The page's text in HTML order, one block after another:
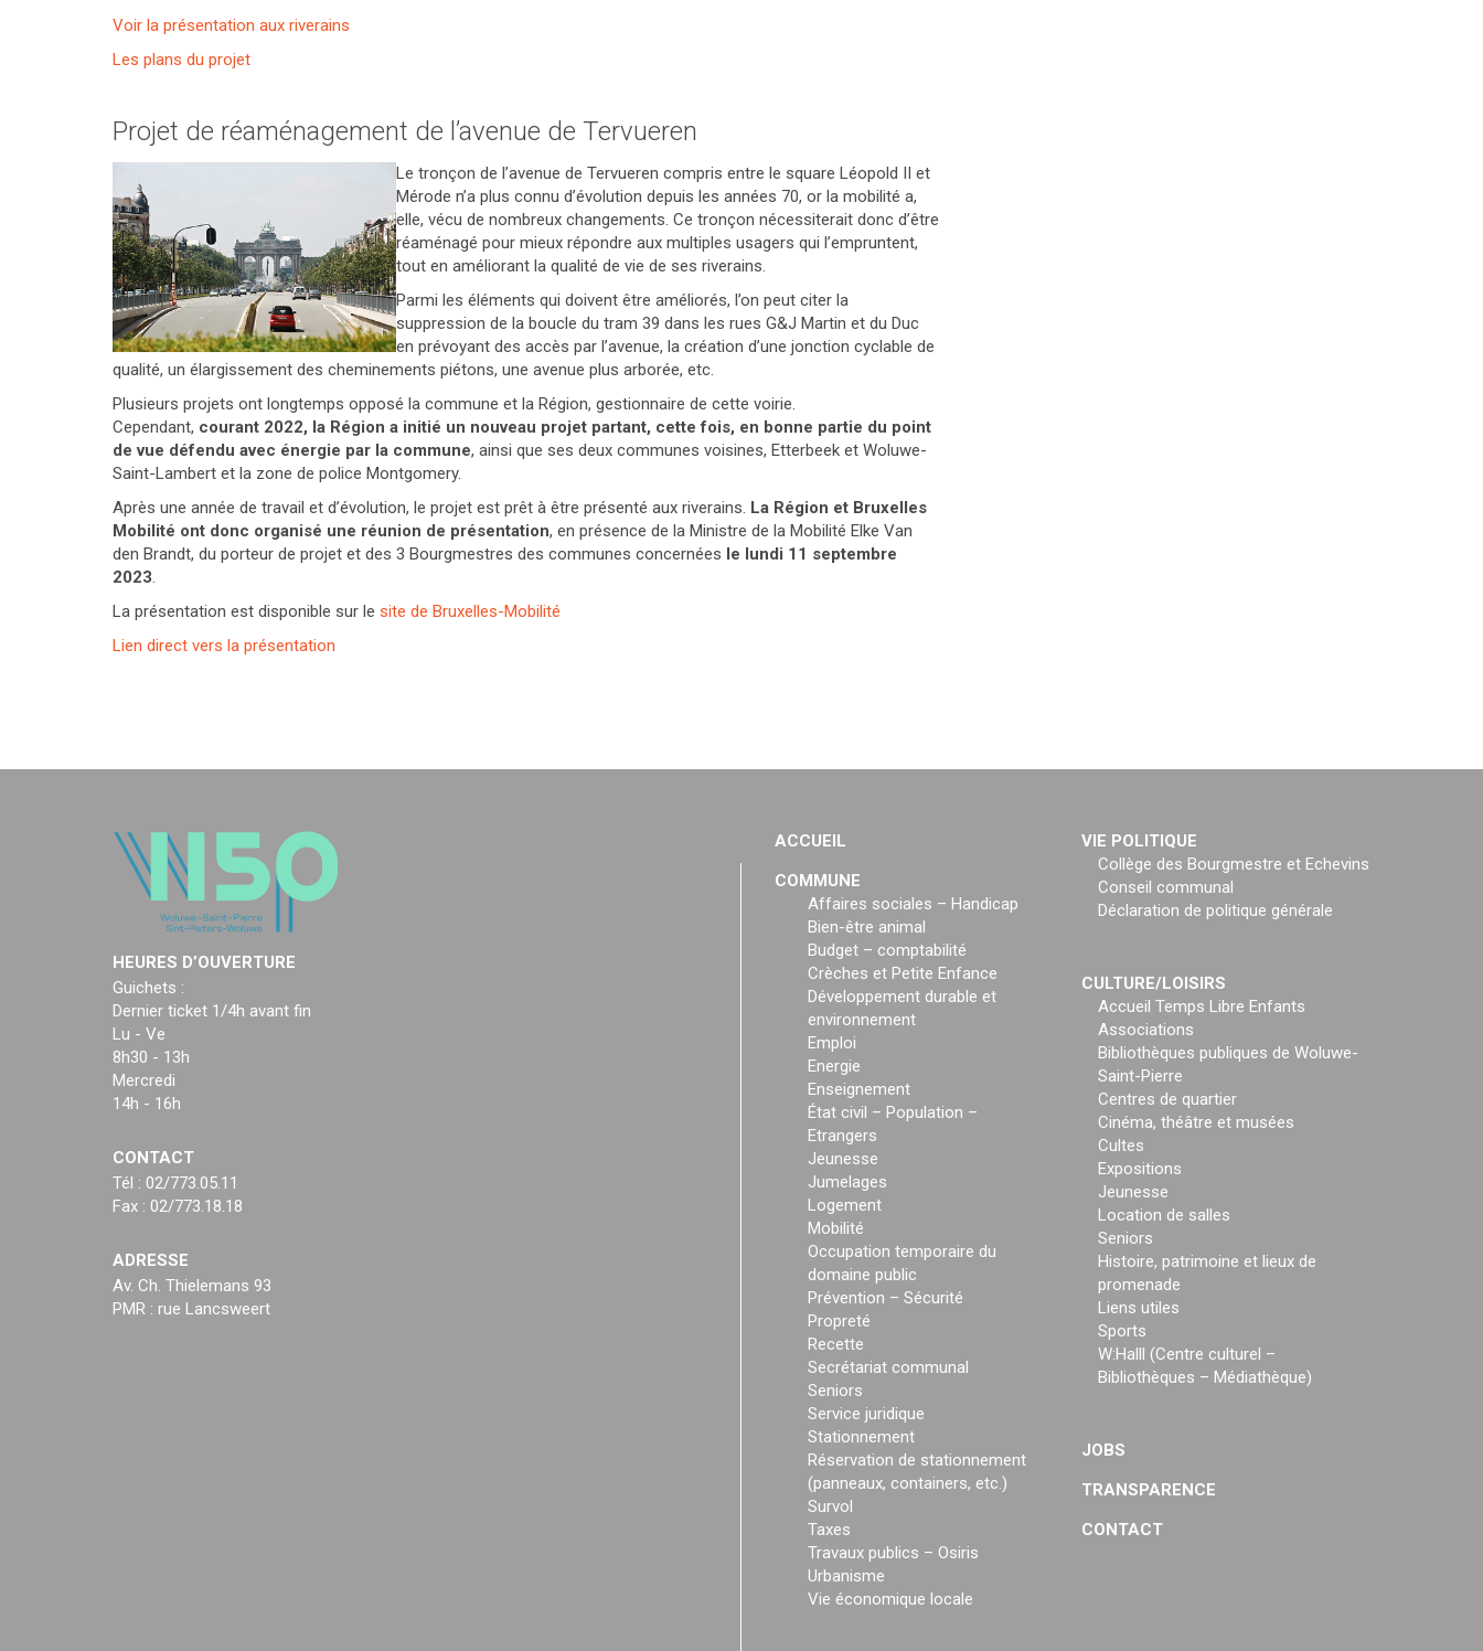
Voir la présentation aux riverains
Les plans du projet
Projet de réaménagement de l’avenue de Tervueren
Le tronçon de l’avenue de Tervueren compris entre le square Léopold II et
Mérode n’a plus connu d’évolution depuis les années 70, or la mobilité a,
elle, vécu de nombreux changements. Ce tronçon nécessiterait donc d’être
réaménagé pour mieux répondre aux multiples usagers qui l’empruntent,
tout en améliorant la qualité de vie de ses riverains.
Parmi les éléments qui doivent être améliorés, l’on peut citer la
suppression de la boucle du tram 39 dans les rues G&J Martin et du Duc
en prévoyant des accès par l’avenue, la création d’une jonction cyclable de
qualité, un élargissement des cheminements piétons, une avenue plus arborée, etc.
Plusieurs projets ont longtemps opposé la commune et la Région, gestionnaire de cette voirie.
Cependant, courant 2022, la Région a initié un nouveau projet partant, cette fois, en bonne partie du point
de vue défendu avec énergie par la commune, ainsi que ses deux communes voisines, Etterbeek et Woluwe-
Saint-Lambert et la zone de police Montgomery.
Après une année de travail et d’évolution, le projet est prêt à être présenté aux riverains. La Région et Bruxelles
Mobilité ont donc organisé une réunion de présentation, en présence de la Ministre de la Mobilité Elke Van
den Brandt, du porteur de projet et des 3 Bourgmestres des communes concernées le lundi 11 septembre
2023.
La présentation est disponible sur le site de Bruxelles-Mobilité
Lien direct vers la présentation
HEURES D’OUVERTURE
Guichets :
Dernier ticket 1/4h avant fin
Lu - Ve
8h30 - 13h
Mercredi
14h - 16h
CONTACT
Tél : 02/773.05.11
Fax : 02/773.18.18
ADRESSE
Av. Ch. Thielemans 93
PMR : rue Lancsweert
ACCUEIL
COMMUNE
Affaires sociales – Handicap
Bien-être animal
Budget – comptabilité
Crèches et Petite Enfance
Développement durable et
environnement
Emploi
Energie
Enseignement
État civil – Population –
Etrangers
Jeunesse
Jumelages
Logement
Mobilité
Occupation temporaire du
domaine public
Prévention – Sécurité
Propreté
Recette
Secrétariat communal
Seniors
Service juridique
Stationnement
Réservation de stationnement
(panneaux, containers, etc.)
Survol
Taxes
Travaux publics – Osiris
Urbanisme
Vie économique locale
VIE POLITIQUE
Collège des Bourgmestre et Echevins
Conseil communal
Déclaration de politique générale
CULTURE/LOISIRS
Accueil Temps Libre Enfants
Associations
Bibliothèques publiques de Woluwe-
Saint-Pierre
Centres de quartier
Cinéma, théâtre et musées
Cultes
Expositions
Jeunesse
Location de salles
Seniors
Histoire, patrimoine et lieux de
promenade
Liens utiles
Sports
W:Halll (Centre culturel –
Bibliothèques – Médiathèque)
JOBS
TRANSPARENCE
CONTACT